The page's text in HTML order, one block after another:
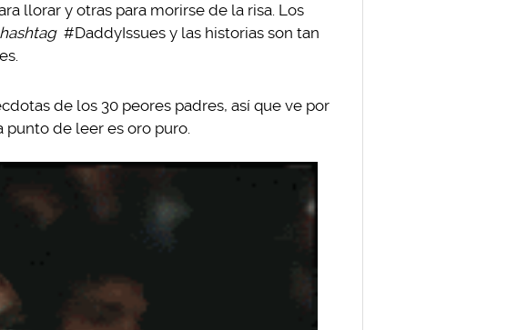
llorar y otras para morirse de la risa. Los
hashtag #DaddyIssues y las historias son tan
de los 30 peores padres, así que ve por
punto de leer es oro puro.